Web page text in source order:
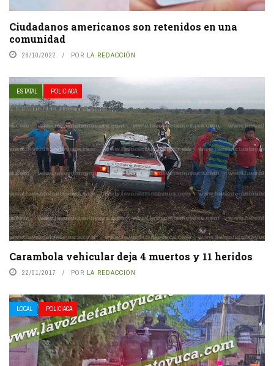
Ciudadanos americanos son retenidos en una
comunidad
28/10/2022 POR LA REDACCIÓN
ESTATAL POLICIACA
Carambola vehicular deja 4 muertos y 11 heridos
22/01/2017 POR LA REDACCIÓN
LOCAL POLICIACA